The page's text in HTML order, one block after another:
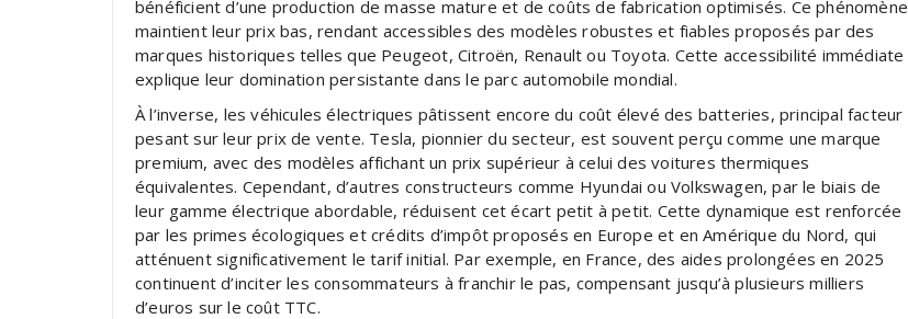
bénéficient d’une production de masse mature et de coûts de fabrication optimisés. Ce phénomène
maintient leur prix bas, rendant accessibles des modèles robustes et fiables proposés par des
marques historiques telles que Peugeot, Citroën, Renault ou Toyota. Cette accessibilité immédiate
explique leur domination persistante dans le parc automobile mondial.
À l’inverse, les véhicules électriques pâtissent encore du coût élevé des batteries, principal facteur
pesant sur leur prix de vente. Tesla, pionnier du secteur, est souvent perçu comme une marque
premium, avec des modèles affichant un prix supérieur à celui des voitures thermiques
équivalentes. Cependant, d’autres constructeurs comme Hyundai ou Volkswagen, par le biais de
leur gamme électrique abordable, réduisent cet écart petit à petit. Cette dynamique est renforcée
par les primes écologiques et crédits d’impôt proposés en Europe et en Amérique du Nord, qui
atténuent significativement le tarif initial. Par exemple, en France, des aides prolongées en 2025
continuent d’inciter les consommateurs à franchir le pas, compensant jusqu’à plusieurs milliers
d’euros sur le coût TTC.